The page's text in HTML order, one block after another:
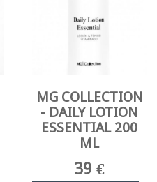
MG COLLECTION
- DAILY LOTION
ESSENTIAL 200
ML
39 €